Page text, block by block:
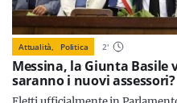
Attualità, Politica 2'
Messina, la Giunta Basile
saranno i nuovi assessori?